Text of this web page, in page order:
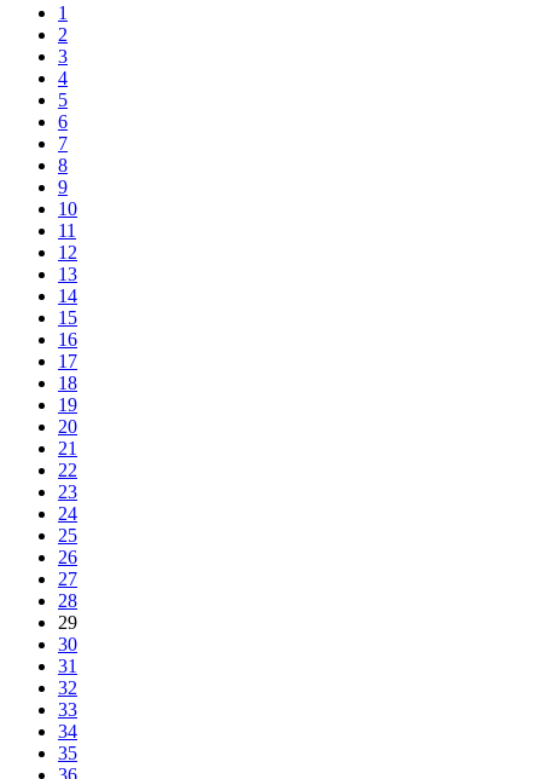
1
2
3
4
5
6
7
8
9
10
11
12
13
14
15
16
17
18
19
20
21
22
23
24
25
26
27
28
29
30
31
32
33
34
35
36